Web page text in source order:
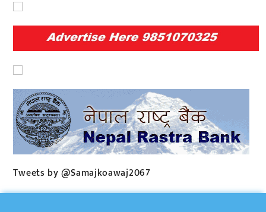
Tweets by @Samajkoawaj2067